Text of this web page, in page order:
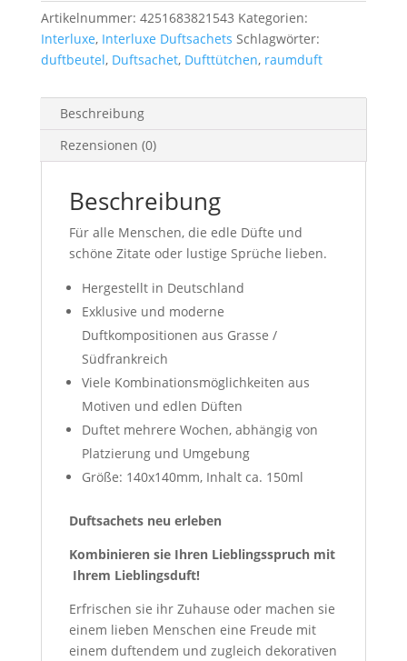
Artikelnummer: 4251683821543 Kategorien:
Interluxe, Interluxe Duftsachets Schlagwörter:
duftbeutel, Duftsachet, Dufttütchen, raumduft
Beschreibung
Rezensionen (0)
Beschreibung
Für alle Menschen, die edle Düfte und
schöne Zitate oder lustige Sprüche lieben.
Hergestellt in Deutschland
Exklusive und moderne
Duftkompositionen aus Grasse /
Südfrankreich
Viele Kombinationsmöglichkeiten aus
Motiven und edlen Düften
Duftet mehrere Wochen, abhängig von
Platzierung und Umgebung
Größe: 140x140mm, Inhalt ca. 150ml
Duftsachets neu erleben
Kombinieren sie Ihren Lieblingsspruch mit
Ihrem Lieblingsduft!
Erfrischen sie ihr Zuhause oder machen sie
einem lieben Menschen eine Freude mit
einem duftendem und zugleich dekorativen